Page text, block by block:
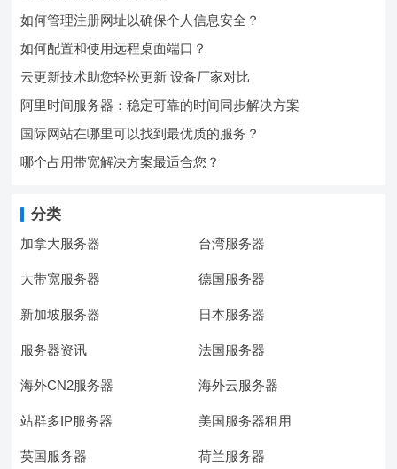
如何管理注册网址以确保个人信息安全？
如何配置和使用远程桌面端口？
云更新技术助您轻松更新 设备厂家对比
阿里时间服务器：稳定可靠的时间同步解决方案
国际网站在哪里可以找到最优质的服务？
哪个占用带宽解决方案最适合您？
分类
加拿大服务器 台湾服务器
大带宽服务器 德国服务器
新加坡服务器 日本服务器
服务器资讯 法国服务器
海外CN2服务器 海外云服务器
站群多IP服务器 美国服务器租用
英国服务器 荷兰服务器